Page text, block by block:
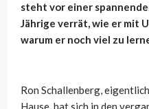
steht vor einer
Jährige verrät, wie er mit
warum er noch viel zu
Ron Schallenberg,
Hause, hat sich in den